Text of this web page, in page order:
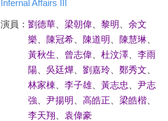
Infernal Affairs III
演員： 劉德華、 梁朝偉、 黎明
余文
樂
陳冠希、 陳道明 陳慧琳、
黃秋生
曾志偉、 杜汶澤、 李雨
陽、 吳廷燁、 劉嘉玲、 鄭秀文
林家棟
李子雄、 黃志忠
尹志
強
尹揚明 高皓正 梁皓楷、
李天翔
袁偉豪